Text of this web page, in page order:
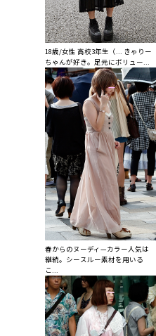
18歳/女性 高校3年生（... きゃりー
ちゃんが好き。足元にボリュー...
春からのヌーディ—カラー人気は
継続。シースルー素材を用いる
こ...